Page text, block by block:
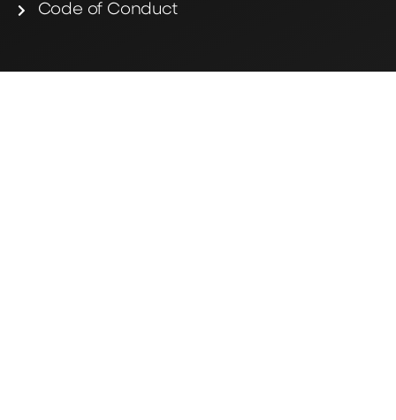
Code of Conduct